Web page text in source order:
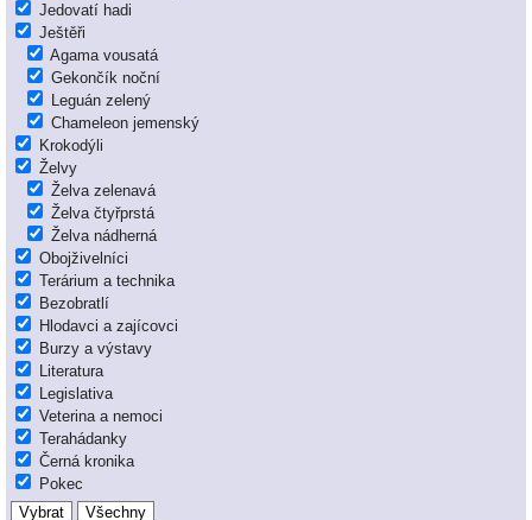
Jedovatí hadi
Ještěři
Agama vousatá
Gekončík noční
Leguán zelený
Chameleon jemenský
Krokodýli
Želvy
Želva zelenavá
Želva čtyřprstá
Želva nádherná
Obojživelníci
Terárium a technika
Bezobratlí
Hlodavci a zajícovci
Burzy a výstavy
Literatura
Legislativa
Veterina a nemoci
Terahádanky
Černá kronika
Pokec